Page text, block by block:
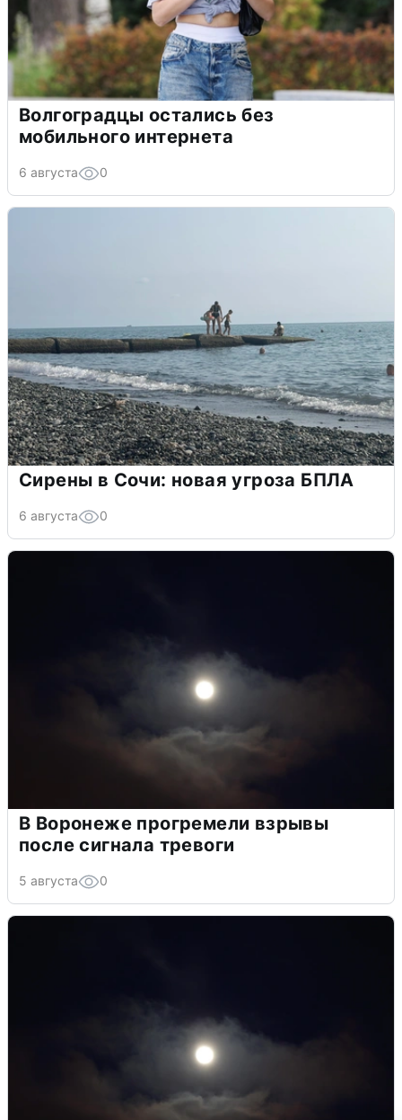
Волгоградцы остались без
мобильного интернета
6 августа 0
Сирены в Сочи: новая угроза БПЛА
6 августа 0
В Воронеже прогремели взрывы
после сигнала тревоги
5 августа 0